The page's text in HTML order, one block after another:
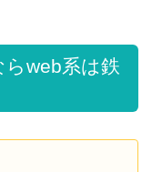
web系は鉄